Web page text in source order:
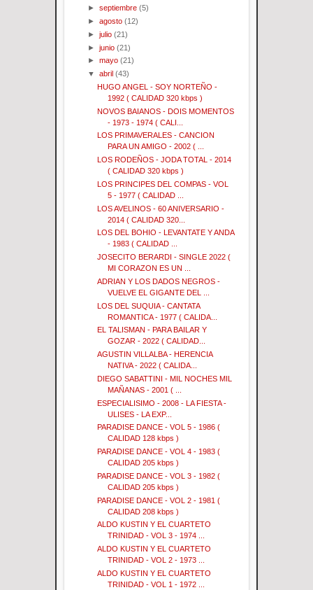
►septiembre (5)
►agosto (12)
►julio (21)
►junio (21)
►mayo (21)
▼abril (43)
HUGO ANGEL - SOY NORTEÑO -
1992 ( CALIDAD 320 kbps )
NOVOS BAIANOS - DOIS MOMENTOS
- 1973 - 1974 ( CALI...
LOS PRIMAVERALES - CANCION
PARA UN AMIGO - 2002 ( ...
LOS RODEÑOS - JODA TOTAL - 2014
( CALIDAD 320 kbps )
LOS PRINCIPES DEL COMPAS - VOL
5 - 1977 ( CALIDAD ...
LOS AVELINOS - 60 ANIVERSARIO -
2014 ( CALIDAD 320...
LOS DEL BOHIO - LEVANTATE Y ANDA
- 1983 ( CALIDAD ...
JOSECITO BERARDI - SINGLE 2022 (
MI CORAZON ES UN ...
ADRIAN Y LOS DADOS NEGROS -
VUELVE EL GIGANTE DEL ...
LOS DEL SUQUIA - CANTATA
ROMANTICA - 1977 ( CALIDA...
EL TALISMAN - PARA BAILAR Y
GOZAR - 2022 ( CALIDAD...
AGUSTIN VILLALBA - HERENCIA
NATIVA - 2022 ( CALIDA...
DIEGO SABATTINI - MIL NOCHES MIL
MAÑANAS - 2001 ( ...
ESPECIALISIMO - 2008 - LA FIESTA -
ULISES - LA EXP...
PARADISE DANCE - VOL 5 - 1986 (
CALIDAD 128 kbps )
PARADISE DANCE - VOL 4 - 1983 (
CALIDAD 205 kbps )
PARADISE DANCE - VOL 3 - 1982 (
CALIDAD 205 kbps )
PARADISE DANCE - VOL 2 - 1981 (
CALIDAD 208 kbps )
ALDO KUSTIN Y EL CUARTETO
TRINIDAD - VOL 3 - 1974 ...
ALDO KUSTIN Y EL CUARTETO
TRINIDAD - VOL 2 - 1973 ...
ALDO KUSTIN Y EL CUARTETO
TRINIDAD - VOL 1 - 1972 ...